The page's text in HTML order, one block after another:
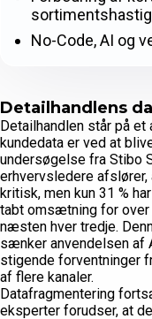
Detailhandlens
Detailhandlen står på
kundedata er ved at
undersøgelse fra Stibo
erhvervsledere
kritisk, men kun 31 %
tabt omsætning for over
næsten hver tredje.
sænker anvendelsen af
stigende forventninger
af flere kanaler.
Datafragmentering
eksperter forudser, at
No-Code, AI og